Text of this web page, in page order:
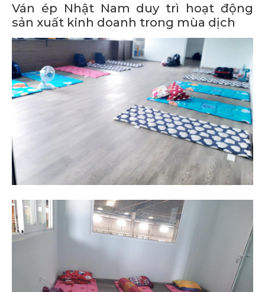
Ván ép Nhật Nam duy trì hoạt động
sản xuất kinh doanh trong mùa dịch